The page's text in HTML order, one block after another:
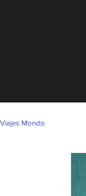
Viajes Mondo